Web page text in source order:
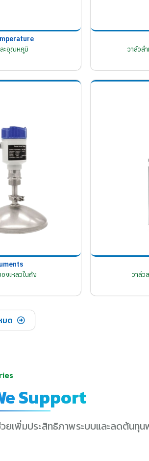
ะอุณหภูมิ
วาล์วส
งเหลวในถัง
วาล์ว
มด
Support
ยเพิ่มประสิทธิภาพระบบและลดต้นทุ